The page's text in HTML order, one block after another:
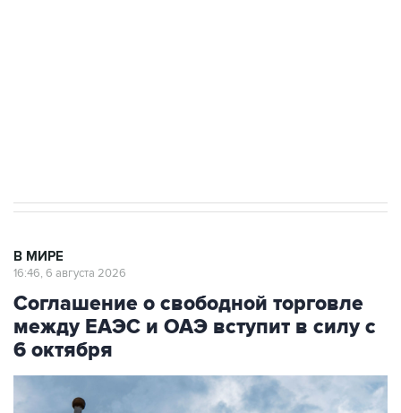
В МИРЕ
16:46, 6 августа 2026
Соглашение о свободной торговле
между ЕАЭС и ОАЭ вступит в силу с
6 октября